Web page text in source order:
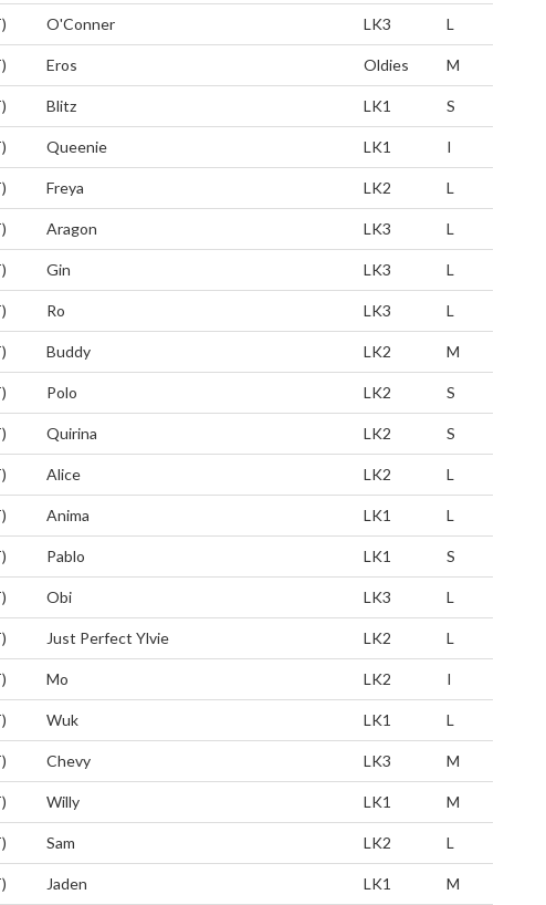
O'Conner LK3 L
Eros Oldies M
Blitz LK1 S
Queenie LK1 I
Freya LK2 L
Aragon LK3 L
Gin LK3 L
Ro LK3 L
Buddy LK2 M
Polo LK2 S
Quirina LK2 S
Alice LK2 L
Anima LK1 L
Pablo LK1 S
Obi LK3 L
Just Perfect Ylvie LK2 L
Mo LK2 I
Wuk LK1 L
Chevy LK3 M
Willy LK1 M
Sam LK2 L
Jaden LK1 M